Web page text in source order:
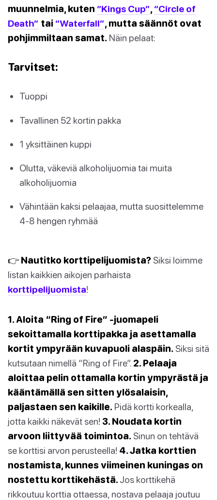
muunnelmia, kuten “Kings Cup”, “Circle of
Death” tai “Waterfall”, mutta säännöt ovat
pohjimmiltaan samat. Näin pelaat:
Tarvitset:
Tuoppi
Tavallinen 52 kortin pakka
1 yksittäinen kuppi
Olutta, väkeviä alkoholijuomia tai muita
alkoholijuomia
Vähintään kaksi pelaajaa, mutta suosittelemme
4-8 hengen ryhmää
👉 Nautitko korttipelijuomista? Siksi loimme
listan kaikkien aikojen parhaista
korttipelijuomista!
1. Aloita “Ring of Fire” -juomapeli
sekoittamalla korttipakka ja asettamalla
kortit ympyrään kuvapuoli alaspäin. Siksi sitä
kutsutaan nimellä “Ring of Fire”. 2. Pelaaja
aloittaa pelin ottamalla kortin ympyrästä ja
kääntämällä sen sitten ylösalaisin,
paljastaen sen kaikille. Pidä kortti korkealla,
jotta kaikki näkevät sen! 3. Noudata kortin
arvoon liittyvää toimintoa. Sinun on tehtävä
se korttisi arvon perusteella! 4. Jatka korttien
nostamista, kunnes viimeinen kuningas on
nostettu korttikehästä. Jos korttikehä
rikkoutuu korttia ottaessa, nostava pelaaja joutuu